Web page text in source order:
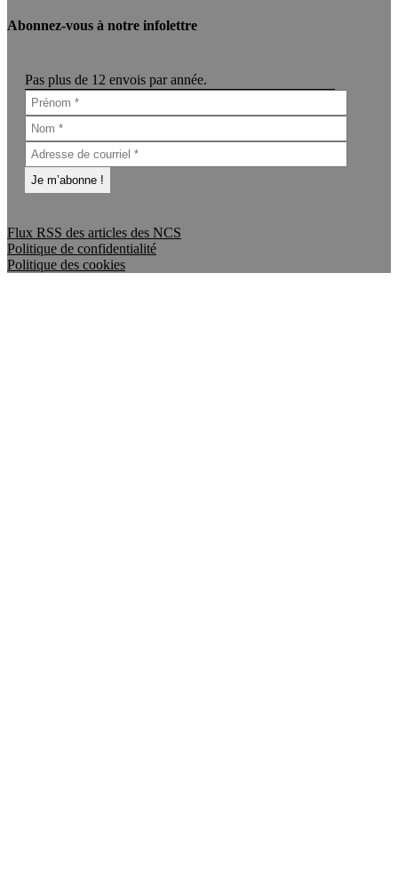
Abonnez-vous à notre infolettre
Pas plus de 12 envois par année.
Flux RSS des articles des NCS
Politique de confidentialité
Politique des cookies